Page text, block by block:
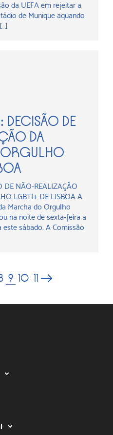
da UEFA em rejeitar a
de Munique aquando
DECISÃO DE
DA
DE NÃO-REALIZAÇÃO
LGBTI+ DE LISBOA A
Marcha do Orgulho
na noite de sexta-feira a
sábado. A Comissão
9 10 11